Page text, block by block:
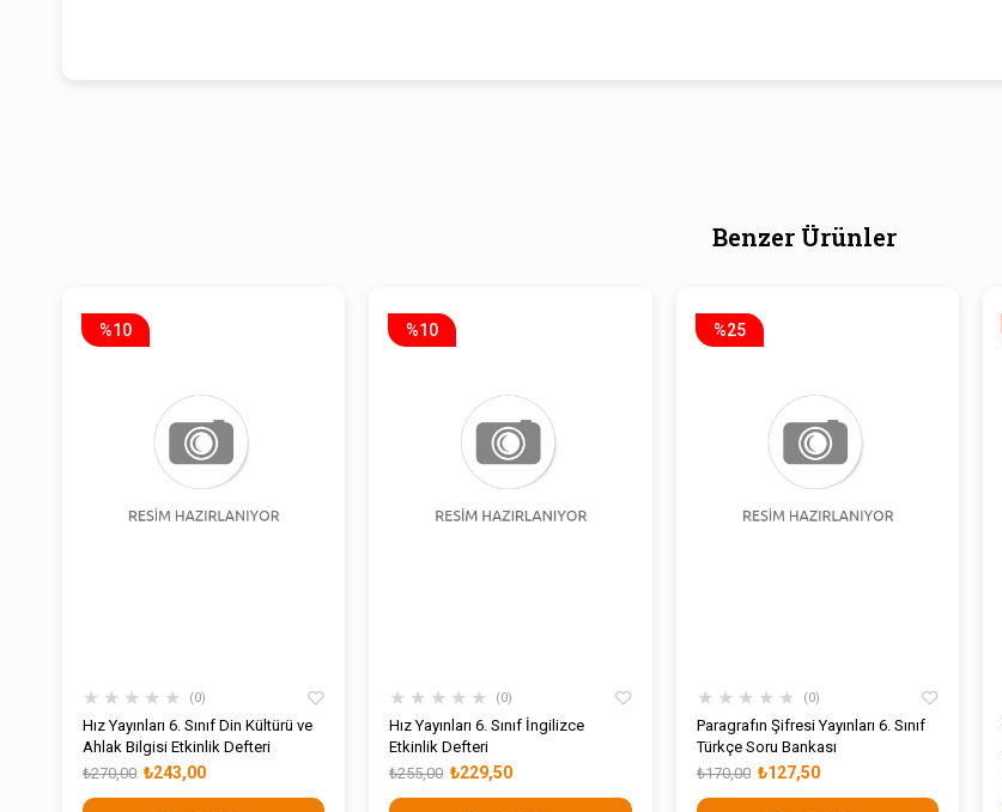
Benzer Ürünler
★ ★ ★ ★ ★ 0
Hız Yayınları 6. Sınıf Din Kültürü ve
Ahlak Bilgisi Etkinlik Defteri
₺243,00
₺270,00
%10
★ ★ ★ ★ ★ 0
Hız Yayınları 6. Sınıf İngilizce
Etkinlik Defteri
₺229,50
₺255,00
%10
★ ★ ★ ★ ★ 0
Paragrafın Şifresi Yayınları 6. Sınıf
Türkçe Soru Bankası
₺127,50
₺170,00
%25